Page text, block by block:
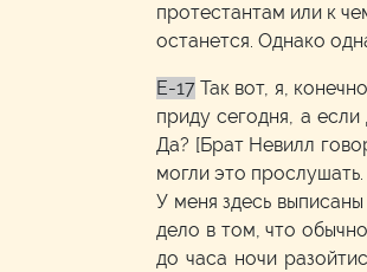
протестантам или к
останется. Однако
E-17 Так вот, я,
приду сегодня, а
Да? [Брат Невилл
могли это
У меня здесь
дело в том, что
до часа ночи